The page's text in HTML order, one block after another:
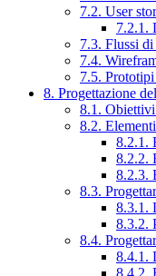
7.2. User
7.2.1.
7.3. Flussi
7.4.
7.5.
8. Progettazione
8.1. Obiettivi
8.2.
8.2.1.
8.2.2.
8.2.3.
8.3.
8.3.1.
8.3.2.
8.4.
8.4.1.
8.4.2.